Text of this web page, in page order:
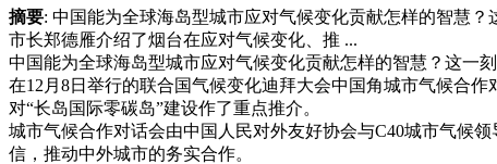
摘要: 中国能为全球海岛型城市应对气候变化贡献怎样的智慧
市长郑德雁介绍了烟台在应对气候变化、推 ...
中国能为全球海岛型城市应对气候变化贡献怎样的智慧？这一
在12月8日举行的联合国气候变化迪拜大会中国角城市气候合
对“长岛国际零碳岛”建设作了重点推介。
城市气候合作对话会由中国人民对外友好协会与C40城市气候
信，推动中外城市的务实合作。